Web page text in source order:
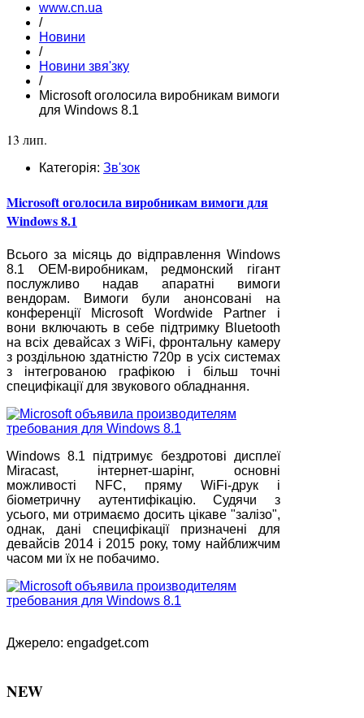
www.cn.ua
/
Новини
/
Новини звя'зку
/
Microsoft оголосила виробникам вимоги
для Windows 8.1
13 лип.
Категорія: Зв'зок
Microsoft оголосила виробникам вимоги для
Windows 8.1
Всього за місяць до відправлення Windows
8.1 OEM-виробникам, редмонский гігант
послужливо надав апаратні вимоги
вендорам. Вимоги були анонсовані на
конференції Microsoft Wordwide Partner і
вони включають в себе підтримку Bluetooth
на всіх девайсах з WiFi, фронтальну камеру
з роздільною здатністю 720р в усіх системах
з інтегрованою графікою і більш точні
специфікації для звукового обладнання.
Windows 8.1 підтримує бездротові дисплеї
Miracast, інтернет-шарінг, основні
можливості NFC, пряму WiFi-друк і
біометричну аутентифікацію. Судячи з
усього, ми отримаємо досить цікаве "залізо",
однак, дані специфікації призначені для
девайсів 2014 і 2015 року, тому найближчим
часом ми їх не побачимо.
Джерело: engadget.com
NEW